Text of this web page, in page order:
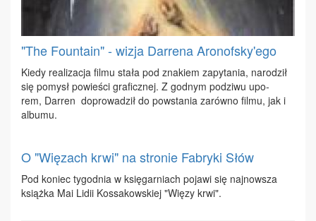
"The Fountain" - wizja Darrena Aronofsky'ego
Kie­dy re­ali­za­cja fil­mu sta­ła pod zna­kiem za­py­ta­nia, na­ro­dził
się po­mysł po­wie­ści gra­ficz­nej. Z god­nym po­dzi­wu upo­
rem, Dar­ren do­pro­wa­dził do po­wsta­nia za­rów­no fil­mu, jak i
al­bu­mu.
O "Więzach krwi" na stronie Fabryki Słów
Pod ko­niec ty­go­dnia w księ­gar­niach po­ja­wi się naj­now­sza
książ­ka Mai Li­dii Kos­sa­kow­skiej "Wię­zy krwi".